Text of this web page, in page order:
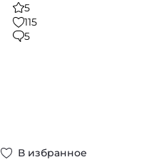
5
115
5
В избранное